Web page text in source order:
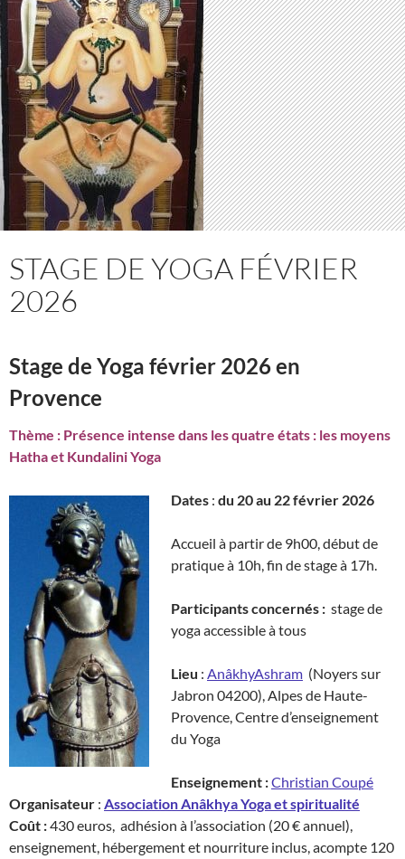
STAGE DE YOGA FÉVRIER
2026
Stage de Yoga février 2026 en
Provence
Thème : Présence intense dans les quatre états : les moyens
Hatha et Kundalini Yoga
Dates : du 20 au 22 février 2026
Accueil à partir de 9h00, début de
pratique à 10h, fin de stage à 17h.
Participants concernés : stage de
yoga accessible à tous
Lieu : AnâkhyAshram (Noyers sur
Jabron 04200), Alpes de Haute-
Provence, Centre d’enseignement
du Yoga
Enseignement :Christian Coupé
Organisateur : Association Anâkhya Yoga et spiritualité
Coût :430 euros, adhésion à l’association (20 € annuel),
enseignement, hébergement et nourriture inclus, acompte 120